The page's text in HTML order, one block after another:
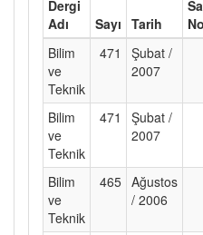
Dergi
Adı
Sayı Tarih
No
Bilim
ve
Teknik
471
Şubat /
2007
Bilim
ve
Teknik
471
Şubat /
2007
Bilim
ve
Teknik
465 Ağustos
/ 2006